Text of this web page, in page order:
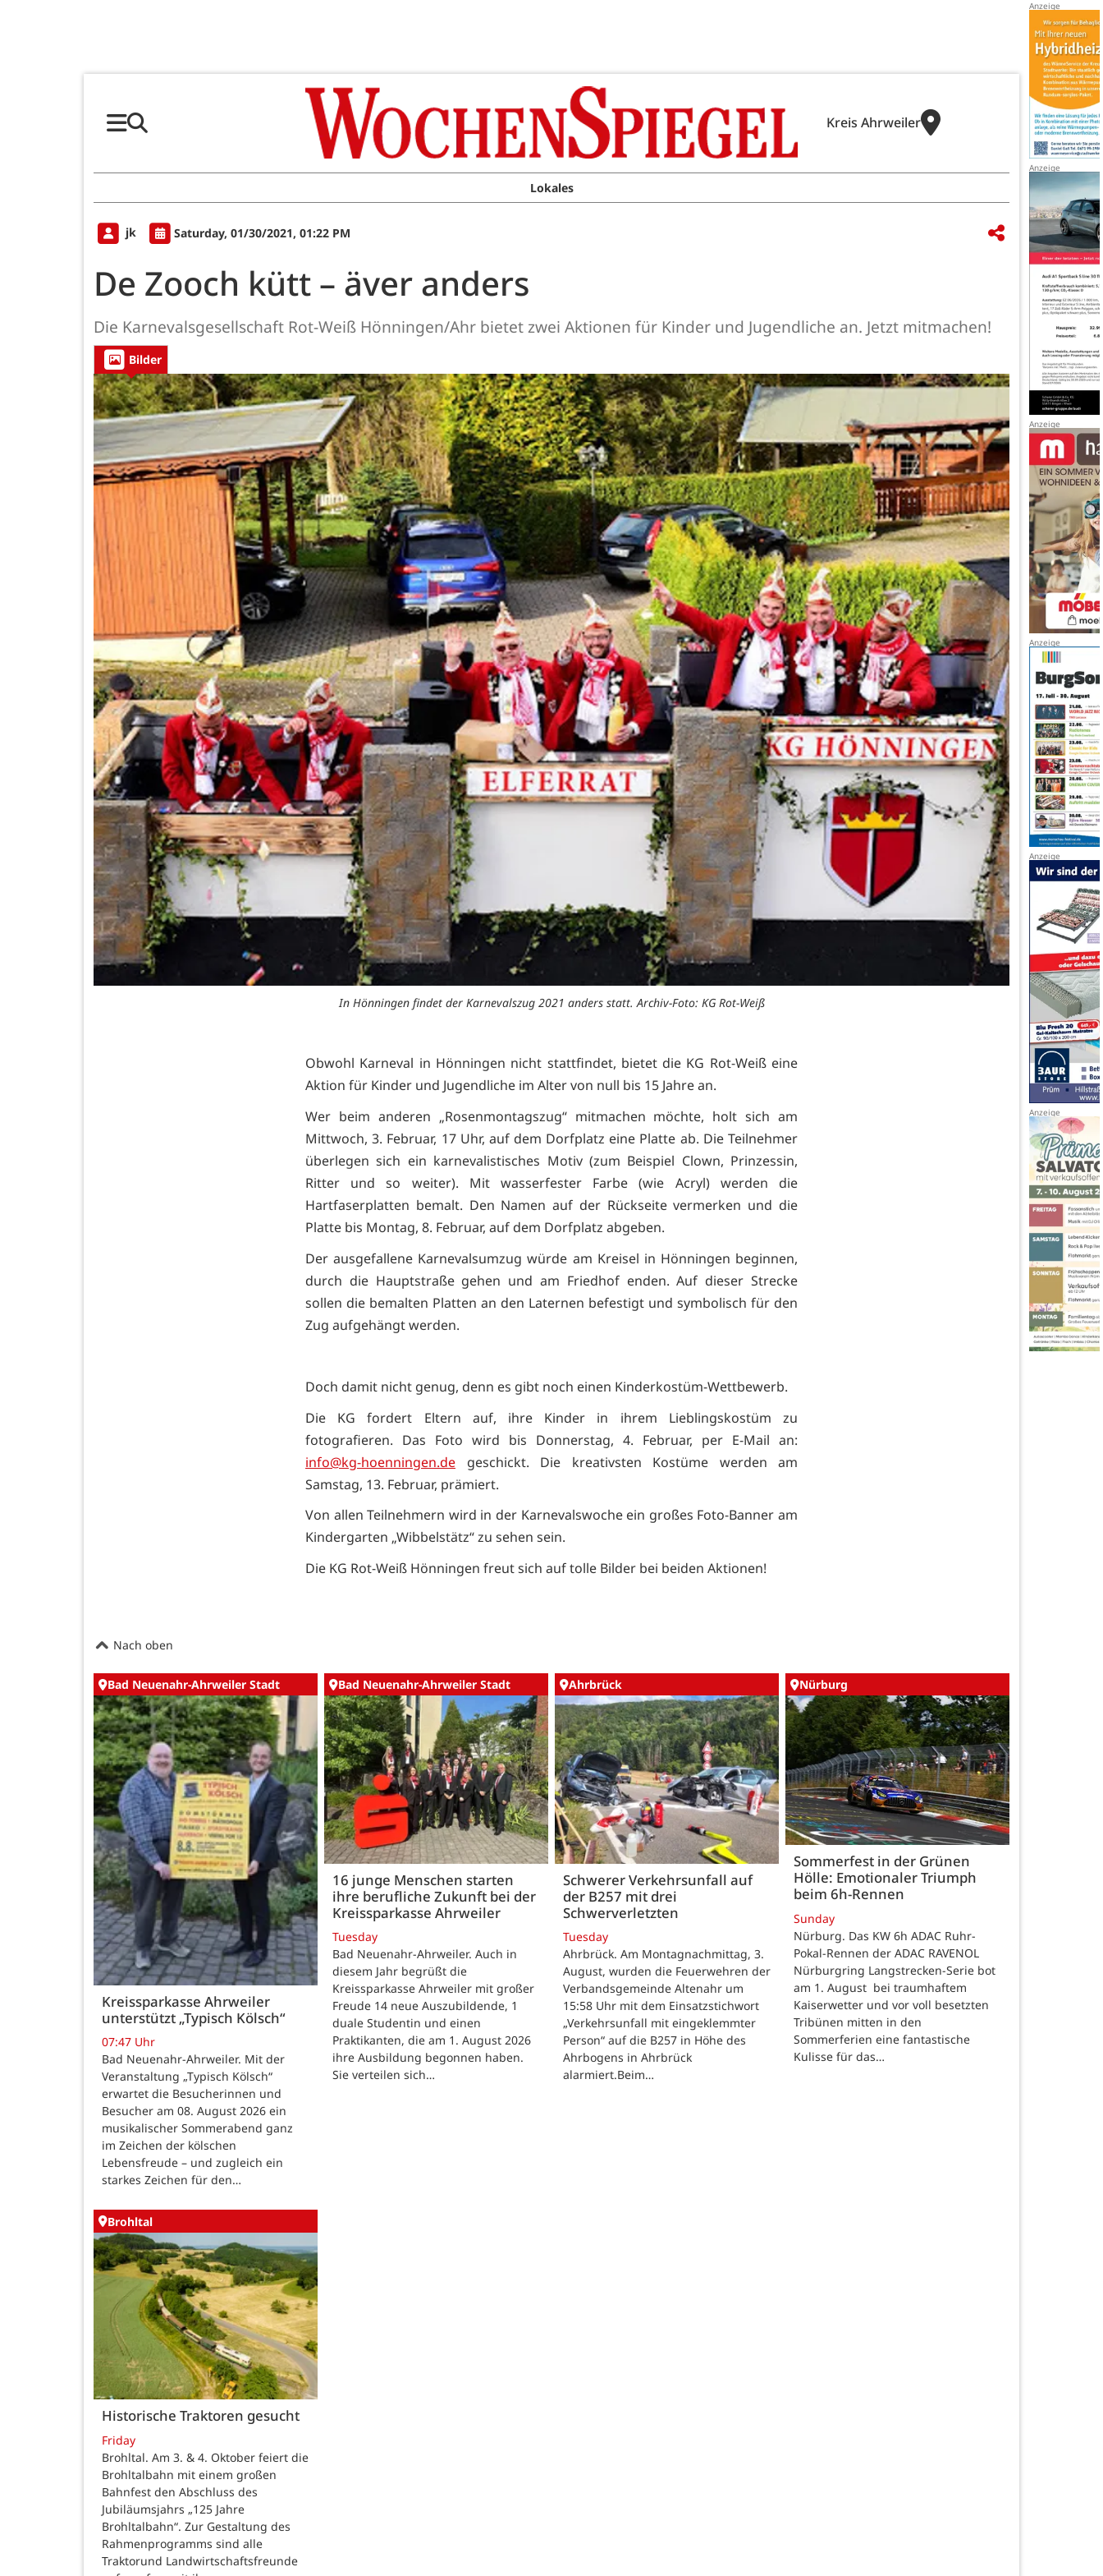
Kreis Ahrweiler
Lokales
jk Saturday, 01/30/2021, 01:22 PM
De Zooch kütt – äver anders
Die Karnevalsgesellschaft Rot-Weiß Hönningen/Ahr bietet zwei Aktionen für Kinder und Jugendliche an. Jetzt mitmachen!
Bilder
In Hönningen findet der Karnevalszug 2021 anders statt. Archiv-Foto: KG Rot-Weiß
Obwohl Karneval in Hönningen nicht stattfindet, bietet die KG Rot-Weiß eine
Aktion für Kinder und Jugendliche im Alter von null bis 15 Jahre an.
Wer beim anderen „Rosenmontagszug“ mitmachen möchte, holt sich am
Mittwoch, 3. Februar, 17 Uhr, auf dem Dorfplatz eine Platte ab. Die Teilnehmer
überlegen sich ein karnevalistisches Motiv (zum Beispiel Clown, Prinzessin,
Ritter und so weiter). Mit wasserfester Farbe (wie Acryl) werden die
Hartfaserplatten bemalt. Den Namen auf der Rückseite vermerken und die
Platte bis Montag, 8. Februar, auf dem Dorfplatz abgeben.
Der ausgefallene Karnevalsumzug würde am Kreisel in Hönningen beginnen,
durch die Hauptstraße gehen und am Friedhof enden. Auf dieser Strecke
sollen die bemalten Platten an den Laternen befestigt und symbolisch für den
Zug aufgehängt werden.
Doch damit nicht genug, denn es gibt noch einen Kinderkostüm-Wettbewerb.
Die KG fordert Eltern auf, ihre Kinder in ihrem Lieblingskostüm zu
fotografieren. Das Foto wird bis Donnerstag, 4. Februar, per E-Mail an:
info@kg-hoenningen.de geschickt. Die kreativsten Kostüme werden am
Samstag, 13. Februar, prämiert.
Von allen Teilnehmern wird in der Karnevalswoche ein großes Foto-Banner am
Kindergarten „Wibbelstätz“ zu sehen sein.
Die KG Rot-Weiß Hönningen freut sich auf tolle Bilder bei beiden Aktionen!
Nach oben
Bad Neuenahr-Ahrweiler Stadt
Kreissparkasse Ahrweiler
unterstützt „Typisch Kölsch“
07:47 Uhr
Bad Neuenahr-Ahrweiler. Mit der
Veranstaltung „Typisch Kölsch“
erwartet die Besucherinnen und
Besucher am 08. August 2026 ein
musikalischer Sommerabend ganz
im Zeichen der kölschen
Lebensfreude – und zugleich ein
starkes Zeichen für den…
Bad Neuenahr-Ahrweiler Stadt
16 junge Menschen starten
ihre berufliche Zukunft bei der
Kreissparkasse Ahrweiler
Tuesday
Bad Neuenahr-Ahrweiler. Auch in
diesem Jahr begrüßt die
Kreissparkasse Ahrweiler mit großer
Freude 14 neue Auszubildende, 1
duale Studentin und einen
Praktikanten, die am 1. August 2026
ihre Ausbildung begonnen haben.
Sie verteilen sich…
Ahrbrück
Schwerer Verkehrsunfall auf
der B257 mit drei
Schwerverletzten
Tuesday
Ahrbrück. Am Montagnachmittag, 3.
August, wurden die Feuerwehren der
Verbandsgemeinde Altenahr um
15:58 Uhr mit dem Einsatzstichwort
„Verkehrsunfall mit eingeklemmter
Person“ auf die B257 in Höhe des
Ahrbogens in Ahrbrück
alarmiert.Beim…
Nürburg
Sommerfest in der Grünen
Hölle: Emotionaler Triumph
beim 6h-Rennen
Sunday
Nürburg. Das KW 6h ADAC Ruhr-
Pokal-Rennen der ADAC RAVENOL
Nürburgring Langstrecken-Serie bot
am 1. August bei traumhaftem
Kaiserwetter und vor voll besetzten
Tribünen mitten in den
Sommerferien eine fantastische
Kulisse für das…
Brohltal
Historische Traktoren gesucht
Friday
Brohltal. Am 3. & 4. Oktober feiert die
Brohltalbahn mit einem großen
Bahnfest den Abschluss des
Jubiläumsjahrs „125 Jahre
Brohltalbahn“. Zur Gestaltung des
Rahmenprogramms sind alle
Traktorund Landwirtschaftsfreunde